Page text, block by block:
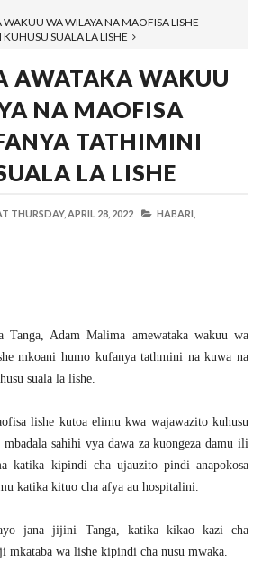
WAKUU WA WILAYA NA MAOFISA LISHE
SUALA LA LISHE
AWATAKA WAKUU
NA MAOFISA
TATHIMINI
LA LISHE
THURSDAY, APRIL 28, 2022 HABARI,
Adam Malima amewataka wakuu wa
mkoani humo kufanya tathmini na kuwa na
suala la lishe.
lishe kutoa elimu kwa wajawazito kuhusu
sahihi vya dawa za kuongeza damu ili
katika kipindi cha ujauzito pindi anapokosa
katika kituo cha afya au hospitalini.
jana jijini Tanga, katika kikao kazi cha
mkataba wa lishe kipindi cha nusu mwaka.